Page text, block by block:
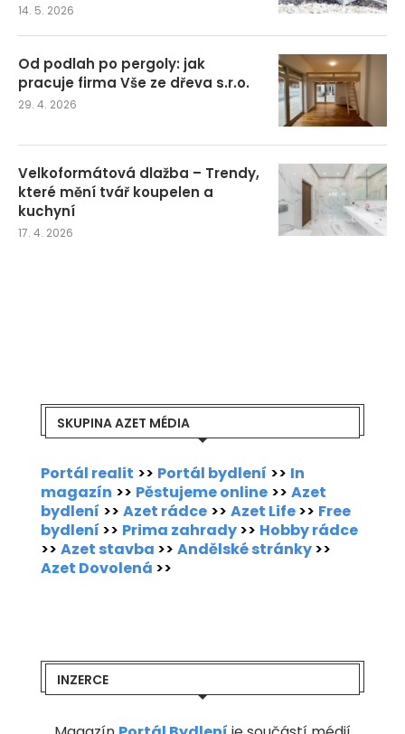
14. 5. 2026
Od podlah po pergoly: jak
pracuje firma Vše ze dřeva s.r.o.
29. 4. 2026
Velkoformátová dlažba – Trendy,
které mění tvář koupelen a
kuchyní
17. 4. 2026
SKUPINA AZET MÉDIA
Portál realit >> Portál bydlení >> In
magazín >> Pěstujeme online >> Azet
bydlení >> Azet rádce >> Azet Life>> Free
bydlení >> Prima zahrady>> Hobby rádce
>> Azet stavba >> Andělské stránky>>
Azet Dovolená >>
INZERCE